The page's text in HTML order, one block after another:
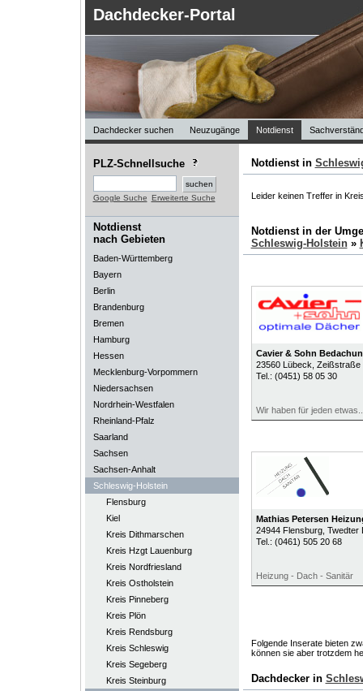
Dachdecker-Portal
Dachdecker suchen Neuzugänge Notdienst
PLZ-Schnellsuche
Google Suche Erweiterte Suche
Notdienst
nach Gebieten
Baden-Württemberg
Bayern
Berlin
Brandenburg
Bremen
Hamburg
Hessen
Mecklenburg-Vorpommern
Niedersachsen
Nordrhein-Westfalen
Rheinland-Pfalz
Saarland
Sachsen
Sachsen-Anhalt
Schleswig-Holstein
Flensburg
Kiel
Kreis Dithmarschen
Kreis Hzgt Lauenburg
Kreis Nordfriesland
Kreis Ostholstein
Kreis Pinneberg
Kreis Plön
Kreis Rendsburg
Kreis Schleswig
Kreis Segeberg
Kreis Steinburg
Notdienst in
Leider keinen Treffer in
Notdienst in der
Schleswig-Holstein»
Cavier & Sohn
23560 Lübeck , Zeißstraße
Tel.: (0451) 58 05 30
Wir haben für jeden
Mathias Petersen
24944 Flensburg, Twedter
Tel.: (0461) 505 20 68
Heizung - Dach - Sanitär
Folgende Inserate bieten
können sie aber trotzdem
Dachdecker in